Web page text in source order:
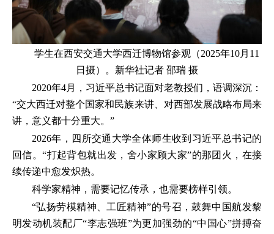
学生在西安交通大学西迁博物馆参观（2025年10月11
日摄）。新华社记者 邵瑞 摄
2020年4月，习近平总书记面对老教授们，语调深沉：
“交大西迁对整个国家和民族来讲、对西部发展战略布局来
讲，意义都十分重大。”
2026年，四所交通大学全体师生收到习近平总书记的
回信。“打起背包就出发，舍小家顾大家”的那团火，在接
续传递中愈发炽热。
科学家精神，需要记忆传承，也需要榜样引领。
“弘扬劳模精神、工匠精神”的号召，鼓舞中国航发黎
明发动机装配厂“李志强班”为更加强劲的“中国心”拼搏奋